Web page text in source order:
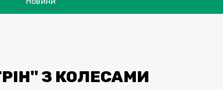
З КОЛЕСАМИ